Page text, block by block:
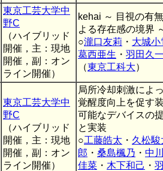
東京工芸大学中
野C
（ハイブリッド
開催，主：現地
開催，副：オン
ライン開催）
kehai ～ 目視の有
よる存在感の境界
○瀧口友莉 ・ 大城小
葛西亜生 ・ 羽田久
（東京工科大）
東京工芸大学中
野C
（ハイブリッド
開催，主：現地
開催，副：オン
ライン開催）
局所冷却刺激によ
覚醒度向上を促す
可能なデバイスの
と実装
○工藤皓太 ・ 久松駿
郎 ・ 桑島楓乃 ・ 中
佳菜 ・ 木下和己 ・